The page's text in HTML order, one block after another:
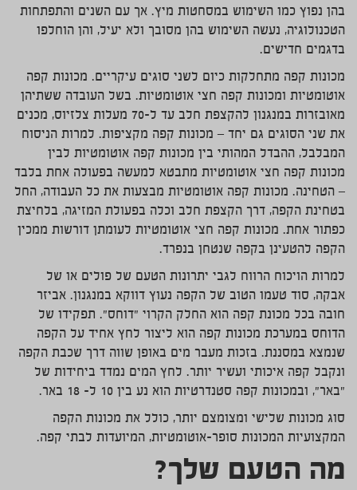
בהן נפוץ כמו השימוש במסחטות מיץ. אך עם השנים והתפתחות
הטכנולוגיה, נעשה השימוש בהן מסובך ולא יעיל, והן הוחלפו
בדגמים חדישים.
מכונות קפה מתחלקות כיום לשני סוגים עיקריים. מכונות קפה
אוטומטיות ומכונות קפה חצי אוטומטיות. בשל העובדה ששתיהן
מאובזרות במנגנון להקצפת חלב עד ל-70 מעלות צלזיוס, מכנים
את שני הסוגים גם יחד – מכונות קפה מקציפות. למרות הניסוח
המבלבל, ההבדל המהותי בין מכונות קפה אוטומטיות לבין
מכונות קפה חצי אוטומטיות מתבטא למעשה בפעולה אחת בלבד
– הטחינה. מכונות קפה אוטומטיות מבצעות את כל העבודה, החל
בטחינת הקפה, דרך הקצפת חלב וכלה בפעולת המזיגה, בלחיצת
כפתור אחת. מכונות קפה חצי אוטומטיות לעומתן דורשות ממכין
הקפה להטעינן בקפה שנטחן בנפרד.
למרות הויכוח הרווח לגבי יתרונות הטעם של פולים או של
אבקה, סוד טעמו הטוב של הקפה נעוץ דווקא במנגנון. אביזר
חובה בכל מכונת קפה הוא החלק הקרוי "דוחס". תפקידו של
הדוחס במערכת מכונות קפה הוא ליצור לחץ אחיד על הקפה
שנמצא במסננת. בזכות מעבר מים באופן שווה דרך שכבת הקפה
ונקבל קפה איכותי ועשיר יותר. לחץ המים נמדד ביחידות של
"באר", ובמכונות קפה סטנדרטיות הוא נע בין 10 ל- 18 באר.
סוג מכונות שלישי ומצומצם יותר, כולל את מכונות הקפה
המקצועיות המכונות סופר-אוטומטיות, המיועדות לבתי קפה.
מה הטעם שלך?